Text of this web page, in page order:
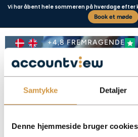
Samtykke Detaljer
Denne hjemmeside bruger cookies
Vi har åbent hele sommeren på hverdage efter
Book et møde
+4,8 FREMRAGENDE
Conversion of a business